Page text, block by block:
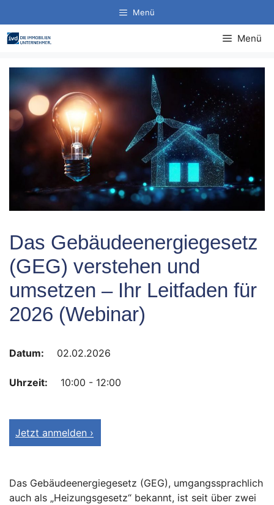
Inhalt
springen
Menü
Menü
Das Gebäudeenergiegesetz
(GEG) verstehen und
umsetzen – Ihr Leitfaden für
2026 (Webinar)
Datum: 02.02.2026
Uhrzeit: 10:00 - 12:00
Jetzt anmelden ›
Das Gebäudeenergiegesetz (GEG), umgangssprachlich
auch als „Heizungsgesetz“ bekannt, ist seit über zwei